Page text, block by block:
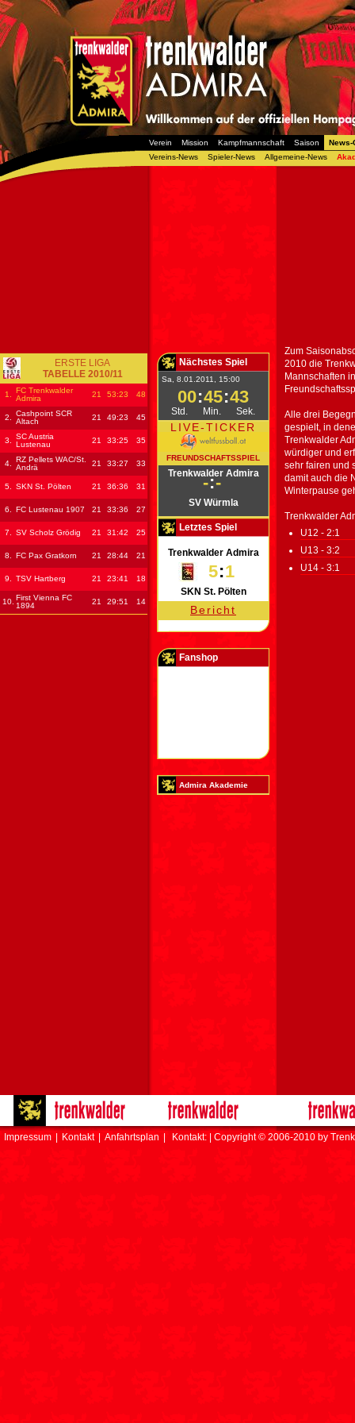
Verein Mission Kampfmannschaft Saison
News-
Vereins-News
Spieler-News Allgemeine-News
Zum
2010 die
Mannschaften
Alle drei
gespielt, in
Trenkwalder
würdiger und
sehr fairen und
damit auch die
Winterpause
Trenkwalder
U12 - 2:1
U13 - 3:2
U14 - 3:1
ERSTE LIGA
TABELLE 2010/11
1.
FC Trenkwalder
Admira
21 53:23 48
2.
Cashpoint SCR
Altach
21 49:23 45
3.
SC Austria
Lustenau
21 33:25 35
4.
RZ Pellets WAC/St.
Andrä
21 33:27 33
5. SKN St. Pölten 21 36:36 31
6. FC Lustenau 1907 21 33:36 27
7. SV Scholz Grödig 21 31:42 25
8. FC Pax Gratkorn 21 28:44 21
9. TSV Hartberg 21 23:41 18
10. First Vienna FC
1894
21 29:51 14
Nächstes Spiel
Sa, 8.01.2011, 15:00
00:45:43
Std. Min. Sek.
LIVE-TICKER
FREUNDSCHAFTSSPIEL
Trenkwalder Admira
-:-
SV Würmla
Letztes Spiel
Trenkwalder Admira
5:1
SKN St. Pölten
Bericht
Fanshop
Admira Akademie
Impressum Kontakt Anfahrtsplan Kontakt: | Copyright © 2006-2010 by